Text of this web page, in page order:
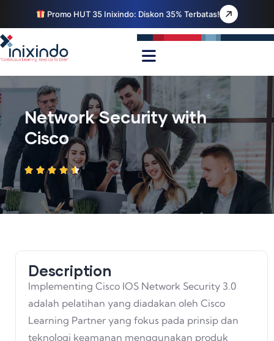
Promo HUT 35 Inixindo: Diskon 35% Terbatas!
Network Security with
Cisco
Description
Implementing Cisco IOS Network Security 3.0
adalah pelatihan yang diadakan oleh Cisco
Learning Partner yang fokus pada prinsip dan
teknologi keamanan menggunakan produk